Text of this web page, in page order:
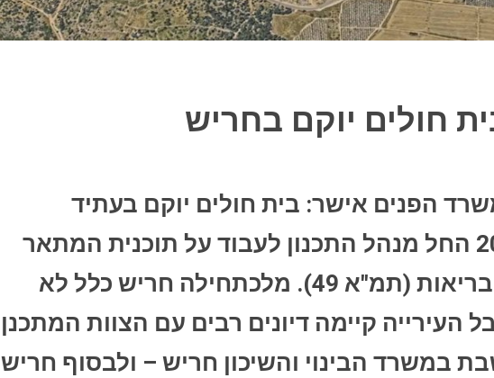
חולים יוקם בחריש
הפנים אישר: בית חולים יוקם בעתיד
בחריש. בשנת 2017 החל מנהל התכנון לעבוד על תוכנית המתאר
הארצית למוסדות בריאות (תמ"א 49). מלכתחילה חריש כלל לא
העירייה קיימה דיונים רבים עם הצוות המתכנן
במשרד הבינוי והשיכון חריש – ולבסוף חריש